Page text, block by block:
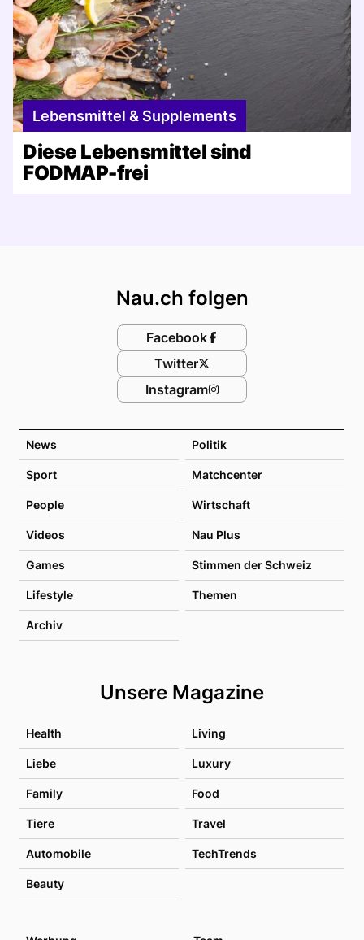
Lebensmittel & Supplements
Diese Lebensmittel sind
FODMAP-frei
News Politik
Sport Matchcenter
People Wirtschaft
Videos Nau Plus
Games Stimmen der Schweiz
Lifestyle Themen
Archiv
Unsere Magazine
Health Living
Liebe Luxury
Family Food
Tiere Travel
Automobile TechTrends
Beauty
Nau.ch folgen
Facebook
Twitter
Instagram